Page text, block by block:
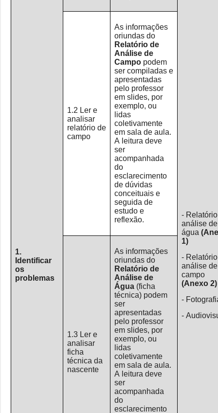
1.
Identificar
os
problemas
-
análise de
água
1)
-
análise de
campo
(Anexo 2)
-
-
1.2 Ler e
analisar
relatório de
campo
As informações
oriundas do
Relatório de
Análise de
Campo podem
ser compiladas e
apresentadas
pelo professor
em slides, por
exemplo, ou
lidas
coletivamente
em sala de aula.
A leitura deve
ser
acompanhada
do
esclarecimento
de dúvidas
conceituais e
seguida de
estudo e
reflexão.
1.3 Ler e
analisar
ficha
técnica da
nascente
As informações
oriundas do
Relatório de
Análise de
Água (ficha
técnica) podem
ser
apresentadas
pelo professor
em slides, por
exemplo, ou
lidas
coletivamente
em sala de aula.
A leitura deve
ser
acompanhada
do
esclarecimento